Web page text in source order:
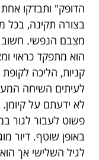
הדופק" ותבדקו
בצורה תקינה, בכל
מצבם הנפשי.
הוא מתפקד כראוי
קניות, הליכה
לעיתים השיחה
לא ידעתם על קיומן.
פשוט לעבור לגור
באופן שוטף. דיור
לגיל השלישי אך הוא